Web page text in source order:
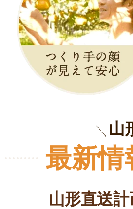
山
最新情
山形直送